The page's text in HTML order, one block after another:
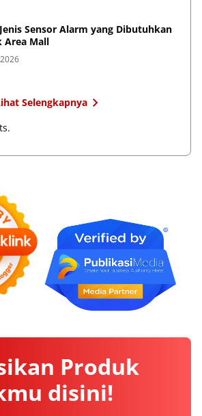
Sensor Alarm yang Dibutuhkan
Area Mall
Selengkapnya
Produk
disini!